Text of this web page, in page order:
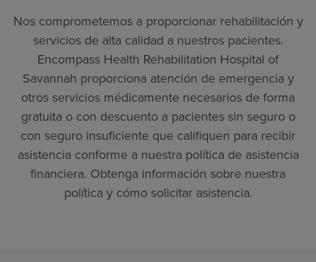
Nos comprometemos a proporcionar rehabilitación y
servicios de alta calidad a nuestros pacientes.
Encompass Health Rehabilitation Hospital of
Savannah proporciona atención de emergencia y
otros servicios médicamente necesarios de forma
gratuita o con descuento a pacientes sin seguro o
con seguro insuficiente que califiquen para recibir
asistencia conforme a nuestra política de asistencia
financiera. Obtenga información sobre nuestra
política y cómo solicitar asistencia.